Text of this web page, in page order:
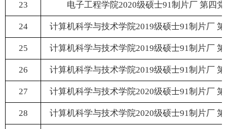
23 电子工程学院2020级硕士91制片厂 第四
24 计算机科学与技术学院2019级硕士91制片厂
25 计算机科学与技术学院2019级硕士91制片厂
26 计算机科学与技术学院2019级硕士91制片厂
27 计算机科学与技术学院2020级硕士91制片厂
28 计算机科学与技术学院2020级硕士91制片厂